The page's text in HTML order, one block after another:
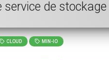
service de
CLOUD MIN-IO